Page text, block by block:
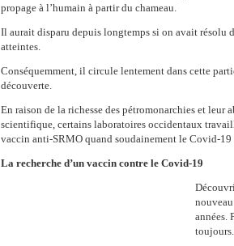
propage à l’humain à partir du chameau.
Il aurait disparu depuis longtemps si on avait résolu
atteintes.
Conséquemment, il circule lentement dans cette
découverte.
En raison de la richesse des pétromonarchies et leur
scientifique, certains laboratoires occidentaux
vaccin anti-SRMO quand soudainement le Covid-19
La recherche d’un vaccin contre le Covid-19
années.
toujours.